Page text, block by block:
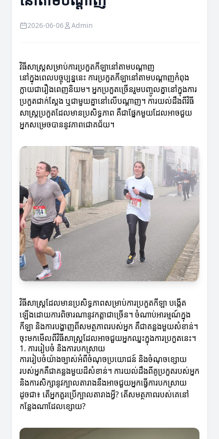
2026-06-06 Admin
វិធីសាស្ត្រ​សម្រាប់​ការ​ប្រកួត​កីឡា​នៅ​តាម​បណ្តាញ
នៅក្នុងពេលបច្ចុប្បន្ននេះ ការប្រកួតកីឡានៅតាមបណ្ដាញកំពុង
ក្លាយជារឿងពេញនិយម។ អ្នកប្រកួតច្រើនរួមបញ្ចូលគ្នានៅក្នុងការ
ប្រកួតជាក់ស្តែង ឬជាមួយគ្នានៅលើបណ្តាញ។ ការយល់ដឹងពីវិធី
សាស្ត្រប្រកួតដែលមានប្រសិទ្ធភាព គឺជាផ្នែកមួយដែលអាចជួយ
អ្នកសម្រេចបាននូវភាពជោគជ័យ។
វិធីសាស្ត្រដែលមានប្រសិទ្ធភាពសម្រាប់ការប្រកួតកីឡា បង្កើត
ឡើងដោយការពិចារណានូវកត្តាជាច្រើន។ ចំណាប់អារម្មណ៍ក្នុង
កីឡា និងការបង្ហាញពីសមត្ថភាពរបស់អ្នក គឺជាគន្លងមួយសំខាន់។
ចុះមកមើលពីវិធីសាស្ត្រដែលអាចជួយអ្នកឈ្នះក្នុងការប្រកួតនេះ។
1. ការរៀបចំ និងការបកស្រាយ
ការរៀបចំយ៉ាងច្បាស់អំពីចំណុចប្រយោជន៍ និងចំណុចខ្សោយ
របស់អ្នកគឺជាគន្លងមួយដ៏សំខាន់។ ការយល់ដឹងពីគូប្រកួតរបស់អ្នក
និងការសិក្សានូវក្បាលតារាងនឹងអាចជួយអ្នកធ្វើការបកស្រាយ
ដូចជា៖ តើអ្នកគួរប្រើក្បាលតារាងអ្វី? តើសមត្ថភាពរបស់គេនៅ
កន្លែងណាដែលខ្សោយ?